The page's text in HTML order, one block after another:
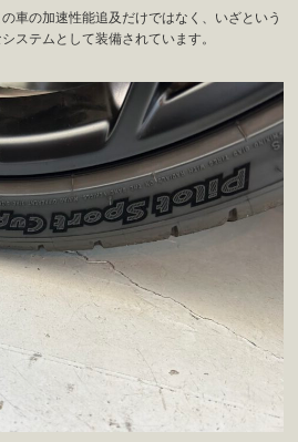
車の加速性能追及だけではなく、いざという
ステムとして装備されています。